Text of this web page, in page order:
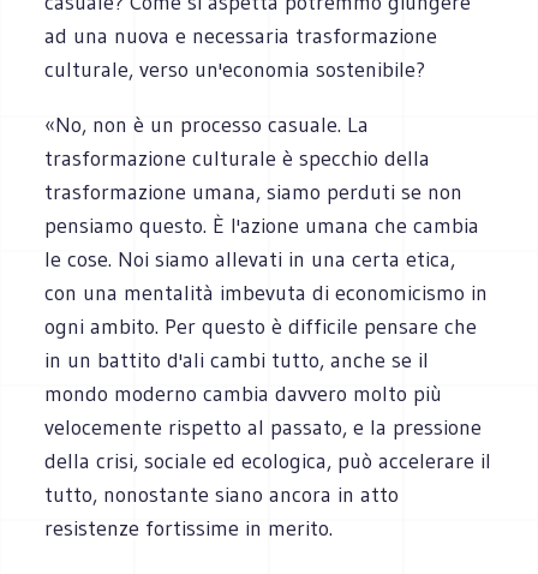
ad una nuova e necessaria trasformazione
culturale, verso un'economia sostenibile?
«No, non è un processo casuale. La
trasformazione culturale è specchio della
trasformazione umana, siamo perduti se non
pensiamo questo. È l'azione umana che cambia
le cose. Noi siamo allevati in una certa etica,
con una mentalità imbevuta di economicismo in
ogni ambito. Per questo è difficile pensare che
in un battito d'ali cambi tutto, anche se il
mondo moderno cambia davvero molto più
velocemente rispetto al passato, e la pressione
della crisi, sociale ed ecologica, può accelerare il
tutto, nonostante siano ancora in atto
resistenze fortissime in merito.